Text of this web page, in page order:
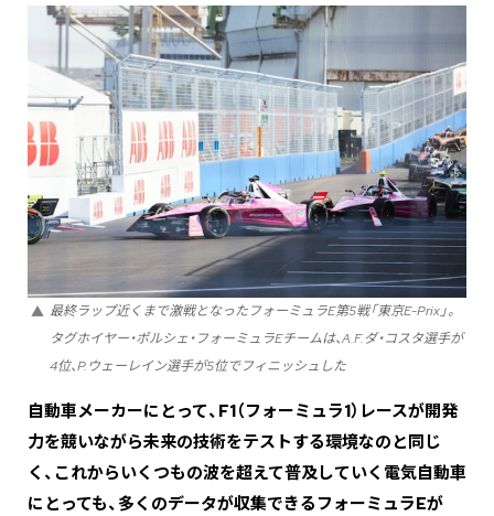
最終ラップ近くまで激戦となったフォーミュラE第5戦「東京E-Prix」。
タグホイヤー・ポルシェ・フォーミュラEチームは、A.F.ダ・コスタ選手が
4位、P.ウェーレイン選手が5位でフィニッシュした
――自動車メーカーにとって、F1（フォーミュラ1）レースが開発
力を競いながら未来の技術をテストする環境なのと同じ
く、これからいくつもの波を超えて普及していく電気自動車
にとっても、多くのデータが収集できるフォーミュラEが